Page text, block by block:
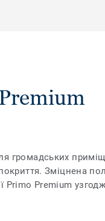
громадських
Зміцнена
Primo Premium